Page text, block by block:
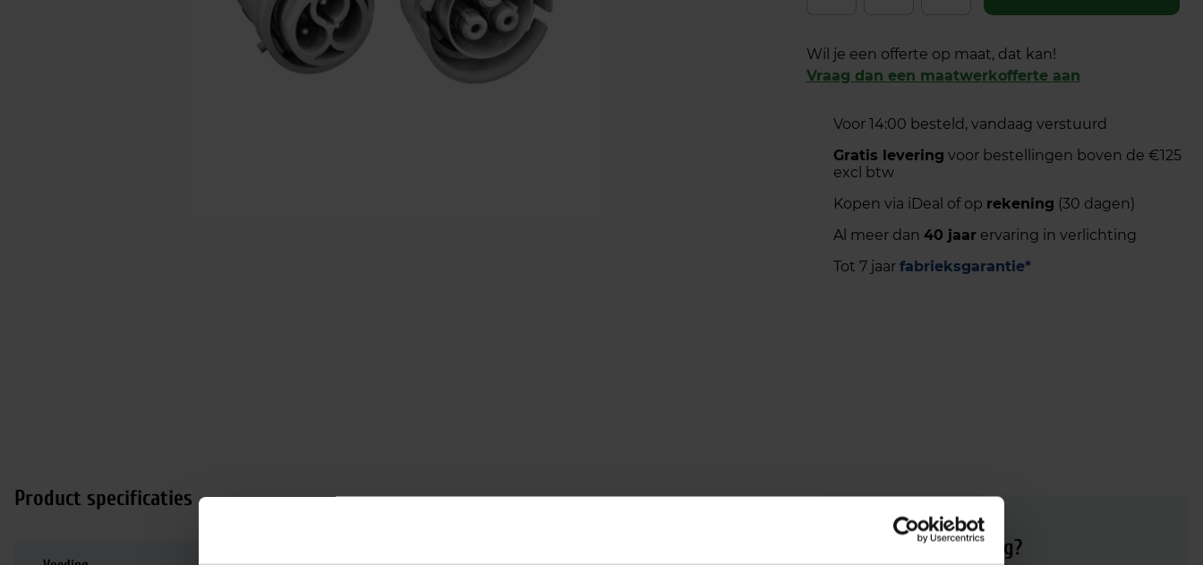
Wil je een offerte op maat, dat kan!
Vraag dan een maatwerkofferte aan
Voor 14:00 besteld, vandaag verstuurd
Gratis levering voor bestellingen boven de €125
excl btw
Kopen via iDeal of op rekening (30 dagen)
Al meer dan 40 jaarervaring in verlichting
Tot 7 jaar fabrieksgarantie*
Product specificaties
Advies of hulp nodig?